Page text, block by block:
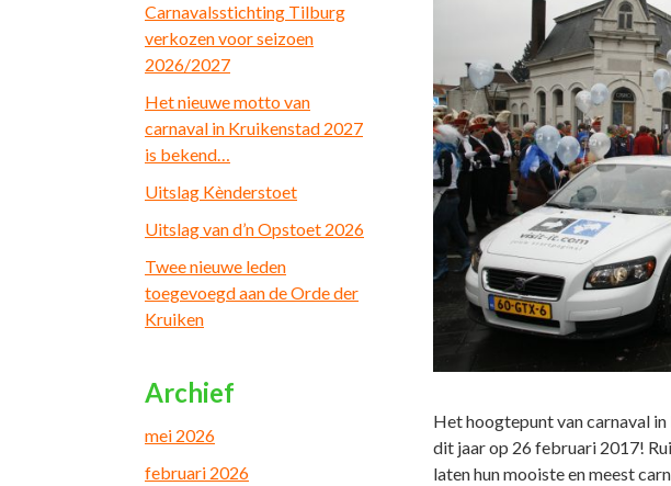
Carnavalsstichting Tilburg
verkozen voor seizoen
2026/2027
Het nieuwe motto van
carnaval in Kruikenstad 2027
is bekend…
Uitslag Kènderstoet
Uitslag van d’n Opstoet 2026
Twee nieuwe leden
toegevoegd aan de Orde der
Kruiken
Archief
mei 2026
februari 2026
Het hoogtepunt van carnaval
dit jaar op 26 februari 2017!
laten hun mooiste en meest